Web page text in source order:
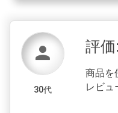
person
30代
評価:
商品を
レビュ